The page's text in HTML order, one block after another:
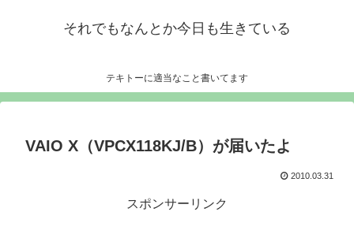
それでもなんとか今日も生きている
テキトーに適当なこと書いてます
VAIO X（VPCX118KJ/B）が届いたよ
2010.03.31
スポンサーリンク